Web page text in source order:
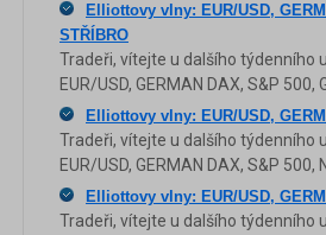
Elliottovy vlny: EUR/USD,
STŘÍBRO
Tradeři, vítejte u dalšího týdenního
EUR/USD, GERMAN DAX, S&P 500,
Elliottovy vlny: EUR/USD,
Tradeři, vítejte u dalšího týdenního
EUR/USD, GERMAN DAX, S&P 500,
Elliottovy vlny: EUR/USD,
Tradeři, vítejte u dalšího týdenního